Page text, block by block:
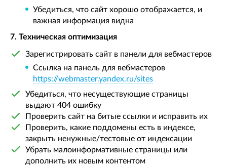
Убедиться, что сайт хорошо отображается, и
важная информация видна
7. Техническая оптимизация
Зарегистрировать сайт в панели для вебмастеров
Ссылка на панель для вебмастеров
https://webmaster.yandex.ru/sites
Убедиться, что несуществующие страницы
выдают 404 ошибку
Проверить сайт на битые ссылки и исправить их
Проверить, какие поддомены есть в индексе,
закрыть ненужные/тестовые от индексации
Убрать малоинформативные страницы или
дополнить их новым контентом